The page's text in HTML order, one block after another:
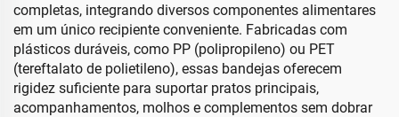
completas, integrando diversos componentes alimentares
em um único recipiente conveniente. Fabricadas com
plásticos duráveis, como PP (polipropileno) ou PET
(tereftalato de polietileno), essas bandejas oferecem
rigidez suficiente para suportar pratos principais,
acompanhamentos, molhos e complementos sem dobrar